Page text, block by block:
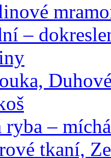
–
–
tkaní,